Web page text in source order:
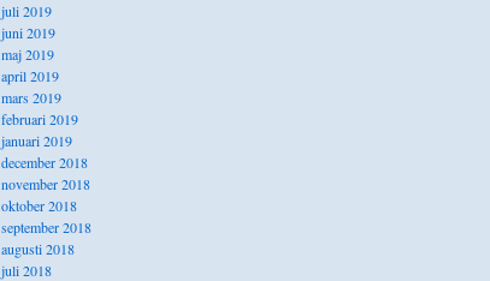
juli 2019
juni 2019
maj 2019
april 2019
mars 2019
februari 2019
januari 2019
december 2018
november 2018
oktober 2018
september 2018
augusti 2018
juli 2018